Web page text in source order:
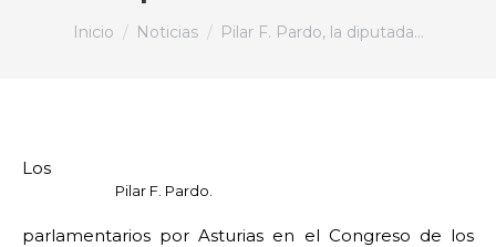
Estás aquí:
Inicio Noticias Pilar F. Pardo, la diputada…
Pilar F. Pardo.
Los
parlamentarios por Asturias en el Congreso de los